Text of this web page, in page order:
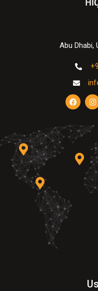
Abu Dhabi,